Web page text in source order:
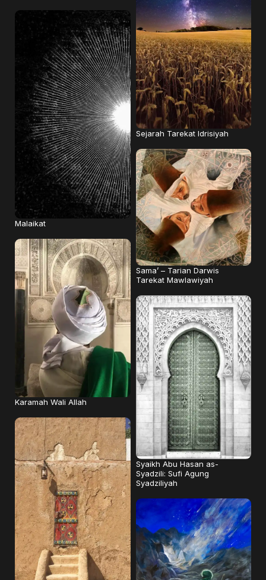
Sejarah Tarekat Idrisiyah
Malaikat
Sama’ – Tarian Darwis
Tarekat Mawlawiyah
Karamah Wali Allah
Syaikh Abu Hasan as-
Syadzili: Sufi Agung
Syadziliyah